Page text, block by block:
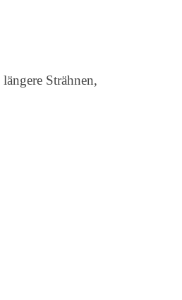
Strähnen,